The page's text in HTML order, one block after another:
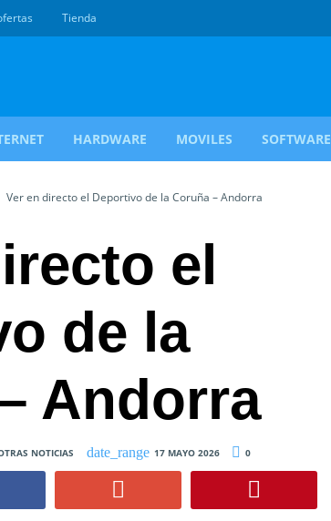
Tienda
HARDWARE MOVILES SOFTWARE
Ver en directo el Deportivo de la Coruña – Andorra
el
de la
Andorra
NOTICIAS 17 MAYO 2026 0